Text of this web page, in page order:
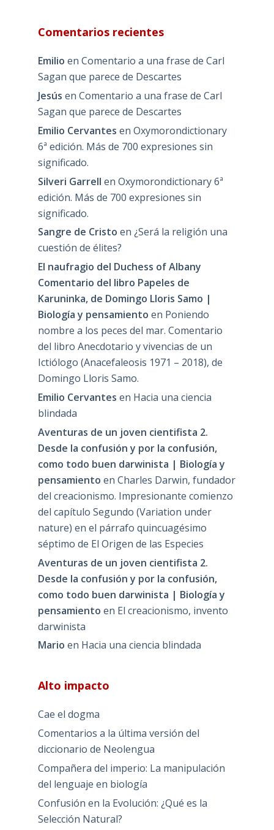
Comentarios recientes
Emilio en Comentario a una frase de Carl
Sagan que parece de Descartes
Jesús en Comentario a una frase de Carl
Sagan que parece de Descartes
Emilio Cervantes en Oxymorondictionary
6ª edición. Más de 700 expresiones sin
significado.
Silveri Garrell en Oxymorondictionary 6ª
edición. Más de 700 expresiones sin
significado.
Sangre de Cristo en ¿Será la religión una
cuestión de élites?
El naufragio del Duchess of Albany
Comentario del libro Papeles de
Karuninka, de Domingo Lloris Samo |
Biología y pensamiento en Poniendo
nombre a los peces del mar. Comentario
del libro Anecdotario y vivencias de un
Ictiólogo (Anacefaleosis 1971 – 2018), de
Domingo Lloris Samo.
Emilio Cervantes en Hacia una ciencia
blindada
Aventuras de un joven cientifista 2.
Desde la confusión y por la confusión,
como todo buen darwinista | Biología y
pensamiento en Charles Darwin, fundador
del creacionismo. Impresionante comienzo
del capítulo Segundo (Variation under
nature) en el párrafo quincuagésimo
séptimo de El Origen de las Especies
Aventuras de un joven cientifista 2.
Desde la confusión y por la confusión,
como todo buen darwinista | Biología y
pensamiento en El creacionismo, invento
darwinista
Mario en Hacia una ciencia blindada
Alto impacto
Cae el dogma
Comentarios a la última versión del
diccionario de Neolengua
Compañera del imperio: La manipulación
del lenguaje en biología
Confusión en la Evolución: ¿Qué es la
Selección Natural?